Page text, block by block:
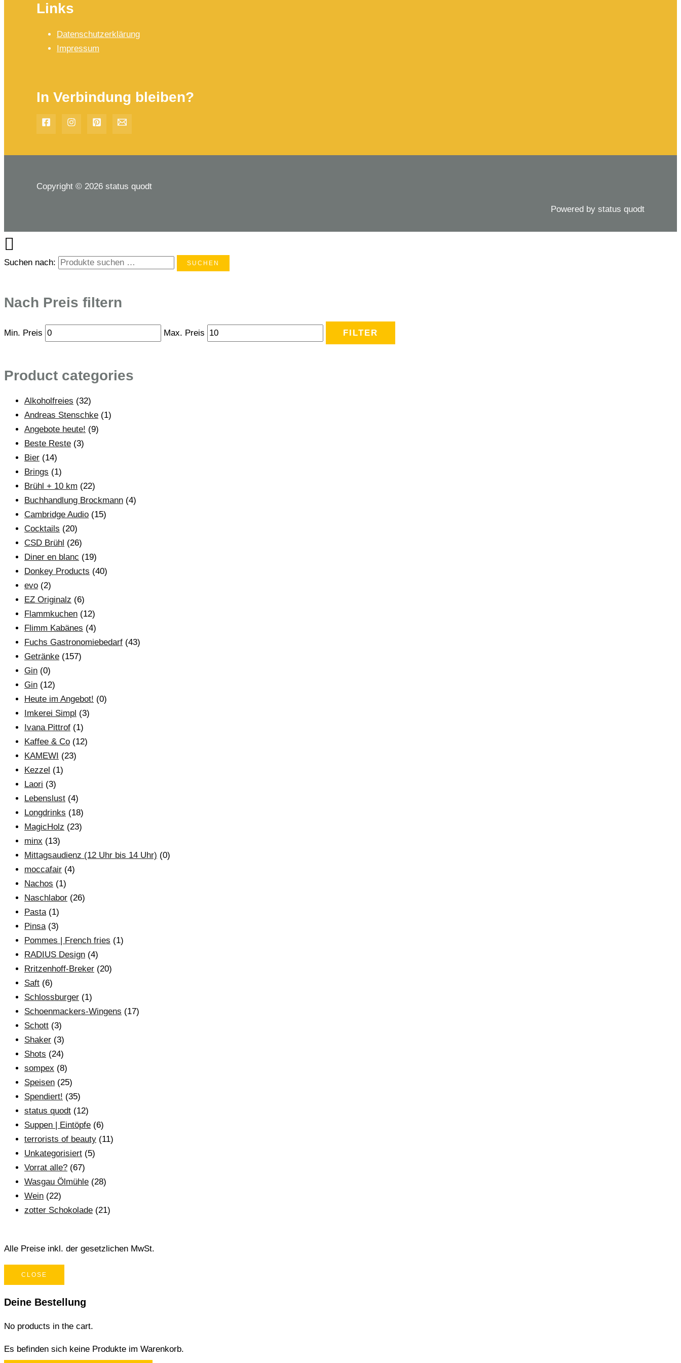
Links
Datenschutzerklärung
Impressum
In Verbindung bleiben?
Copyright © 2026 status quodt
Powered by status quodt
Suchen nach: SUCHEN
Nach Preis filtern
Min. Preis Max. Preis FILTER
Product categories
Alkoholfreies (32)
Andreas Stenschke (1)
Angebote heute! (9)
Beste Reste (3)
Bier (14)
Brings (1)
Brühl + 10 km (22)
Buchhandlung Brockmann (4)
Cambridge Audio (15)
Cocktails (20)
CSD Brühl (26)
Diner en blanc (19)
Donkey Products (40)
evo (2)
EZ Originalz (6)
Flammkuchen (12)
Flimm Kabänes (4)
Fuchs Gastronomiebedarf (43)
Getränke (157)
Gin (0)
Gin (12)
Heute im Angebot! (0)
Imkerei Simpl (3)
Ivana Pittrof (1)
Kaffee & Co (12)
KAMEWI (23)
Kezzel (1)
Laori (3)
Lebenslust (4)
Longdrinks (18)
MagicHolz (23)
minx (13)
Mittagsaudienz (12 Uhr bis 14 Uhr) (0)
moccafair (4)
Nachos (1)
Naschlabor (26)
Pasta (1)
Pinsa (3)
Pommes | French fries (1)
RADIUS Design (4)
Rritzenhoff-Breker (20)
Saft (6)
Schlossburger (1)
Schoenmackers-Wingens (17)
Schott (3)
Shaker (3)
Shots (24)
sompex (8)
Speisen (25)
Spendiert! (35)
status quodt (12)
Suppen | Eintöpfe (6)
terrorists of beauty (11)
Unkategorisiert (5)
Vorrat alle? (67)
Wasgau Ölmühle (28)
Wein (22)
zotter Schokolade (21)
Alle Preise inkl. der gesetzlichen MwSt.
CLOSE
Deine Bestellung
No products in the cart.
Es befinden sich keine Produkte im Warenkorb.